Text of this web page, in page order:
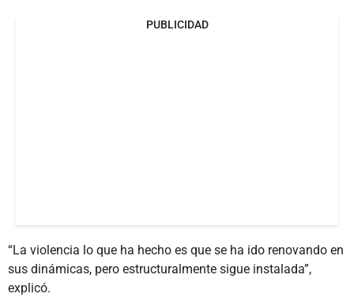
PUBLICIDAD
“La violencia lo que ha hecho es que se ha ido renovando en
sus dinámicas, pero estructuralmente sigue instalada”,
explicó.